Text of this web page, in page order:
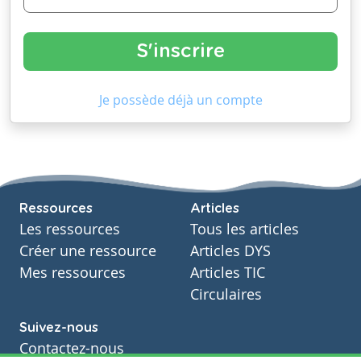
Je possède déjà un compte
Ressources
Les ressources
Créer une ressource
Mes ressources
Articles
Tous les articles
Articles DYS
Articles TIC
Circulaires
Suivez-nous
Contactez-nous